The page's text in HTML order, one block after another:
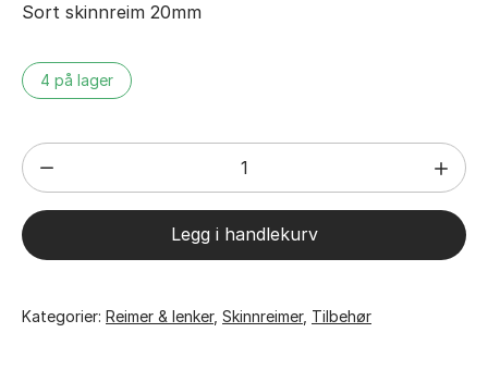
Sort skinnreim 20mm
4 på lager
Sort
skinnreim
20mm
antall
Legg i handlekurv
Kategorier: Reimer & lenker, Skinnreimer, Tilbehør